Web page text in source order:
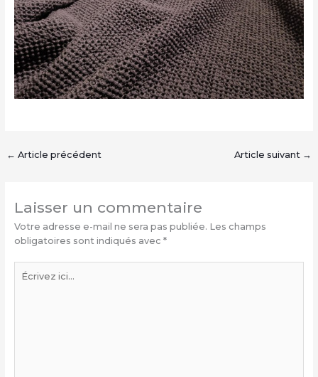
← Article précédent Article suivant →
Laisser un commentaire
Votre adresse e-mail ne sera pas publiée. Les champs
obligatoires sont indiqués avec *
ici…